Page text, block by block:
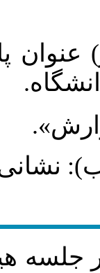
جلسه